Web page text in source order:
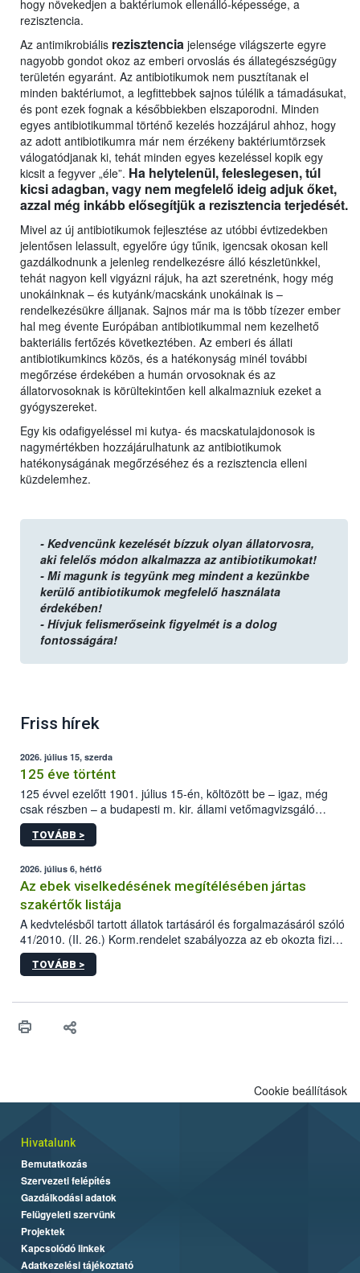
hogy növekedjen a baktériumok ellenálló-képessége, a
rezisztencia.
Az antimikrobiális rezisztencia jelensége világszerte egyre
nagyobb gondot okoz az emberi orvoslás és állategészségügy
területén egyaránt. Az antibiotikumok nem pusztítanak el
minden baktériumot, a legfittebbek sajnos túlélik a támadásukat,
és pont ezek fognak a későbbiekben elszaporodni. Minden
egyes antibiotikummal történő kezelés hozzájárul ahhoz, hogy
az adott antibiotikumra már nem érzékeny baktériumtörzsek
válogatódjanak ki, tehát minden egyes kezeléssel kopik egy
kicsit a fegyver „éle”. Ha helytelenül, feleslegesen, túl
kicsi adagban, vagy nem megfelelő ideig adjuk őket,
azzal még inkább elősegítjük a rezisztencia terjedését.
Mivel az új antibiotikumok fejlesztése az utóbbi évtizedekben
jelentősen lelassult, egyelőre úgy tűnik, igencsak okosan kell
gazdálkodnunk a jelenleg rendelkezésre álló készletünkkel,
tehát nagyon kell vigyázni rájuk, ha azt szeretnénk, hogy még
unokáinknak – és kutyánk/macskánk unokáinak is –
rendelkezésükre álljanak. Sajnos már ma is több tízezer ember
hal meg évente Európában antibiotikummal nem kezelhető
bakteriális fertőzés következtében. Az emberi és állati
antibiotikumkincs közös, és a hatékonyság minél további
megőrzése érdekében a humán orvosoknak és az
állatorvosoknak is körültekintően kell alkalmazniuk ezeket a
gyógyszereket.
Egy kis odafigyeléssel mi kutya- és macskatulajdonosok is
nagymértékben hozzájárulhatunk az antibiotikumok
hatékonyságának megőrzéséhez és a rezisztencia elleni
küzdelemhez.
- Kedvencünk kezelését bízzuk olyan állatorvosra,
aki felelős módon alkalmazza az antibiotikumokat!
- Mi magunk is tegyünk meg mindent a kezünkbe
kerülő antibiotikumok megfelelő használata
érdekében!
- Hívjuk felismerőseink figyelmét is a dolog
fontosságára!
Friss hírek
2026. július 15, szerda
125 éve történt
125 évvel ezelőtt 1901. július 15-én, költözött be – igaz, még
csak részben – a budapesti m. kir. állami vetőmagvizsgáló
állomás a Kis Rókus utca 15. szám alatti, Czigler Győző által
tervezett új épületébe.
TOVÁBB >
2026. július 6, hétfő
Az ebek viselkedésének megítélésében jártas
szakértők listája
A kedvtelésből tartott állatok tartásáról és forgalmazásáról szóló
41/2010. (II. 26.) Korm.rendelet szabályozza az eb okozta fizikai
sérülés, illetve ennek veszélye keletkezésekor felmerülő
hatósági feladatokat, valamint a veszélyes eb tartását és annak
vonni az ebek viselkedésének megítélésében jártas szakértőt.
TOVÁBB >
Cookie beállítások
Hivatalunk
Bemutatkozás
Szervezeti felépítés
Gazdálkodási adatok
Felügyeleti szervünk
Projektek
Kapcsolódó linkek
Adatkezelési tájékoztató